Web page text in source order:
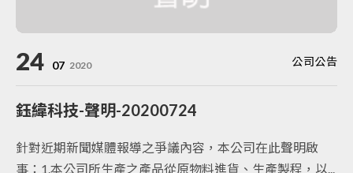
24 07 2020 公司公告
鈺緯科技-聲明-20200724
針對近期新聞媒體報導之爭議內容，本公司在此聲明啟
事：1.本公司所生產之產品從原物料進貨、生產製程，以...